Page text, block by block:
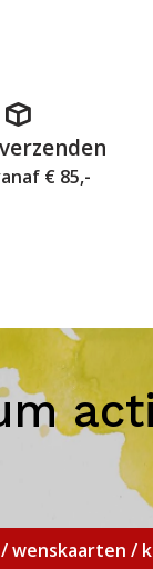
€ 85,-
/ wenskaarten /